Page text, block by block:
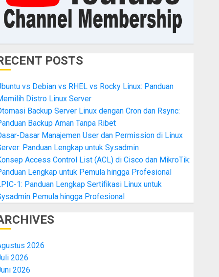
POSTS
vs Debian vs RHEL vs Rocky Linux: Panduan
Distro Linux Server
Backup Server Linux dengan Cron dan Rsync:
Backup Aman Tanpa Ribet
Dasar Manajemen User dan Permission di Linux
Panduan Lengkap untuk Sysadmin
Access Control List (ACL) di Cisco dan MikroTik:
Lengkap untuk Pemula hingga Profesional
1: Panduan Lengkap Sertifikasi Linux untuk
Pemula hingga Profesional
2026
2026
2026